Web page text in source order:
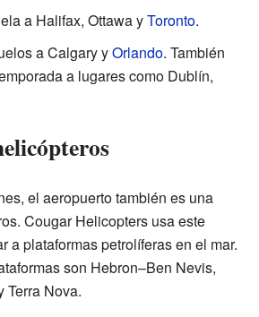
a Halifax, Ottawa yToronto.
a Calgary yOrlando. También
a lugares como Dublín,
el aeropuerto también es una
Cougar Helicopters usa este
a plataformas petrolíferas en el mar.
son Hebron–Ben Nevis,
Terra Nova.